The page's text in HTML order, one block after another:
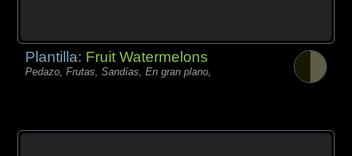
Plantilla: Fruit Watermelons
Pedazo, Frutas, Sandías, En gran plano,